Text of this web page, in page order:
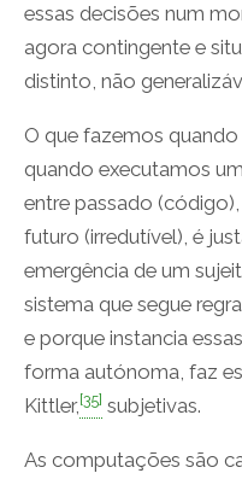
essas decisões num
agora contingente e
distinto, não
O que fazemos
quando executamos
entre passado
futuro (irredutível), é
emergência de um
sistema que segue
e porque instancia
forma autónoma, faz
Kittler,[35] subjetivas.
As computações são